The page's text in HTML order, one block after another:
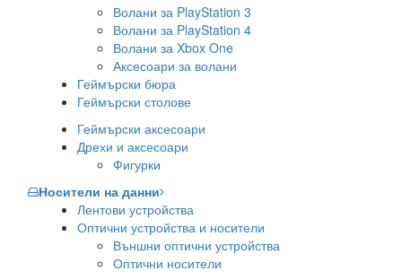
Волани за PlayStation 3
Волани за PlayStation 4
Волани за Xbox One
Аксесоари за волани
Геймърски бюра
Геймърски столове
Геймърски аксесоари
Дрехи и аксесоари
Фигурки
Носители на данни
Лентови устройства
Оптични устройства и носители
Външни оптични устройства
Оптични носители